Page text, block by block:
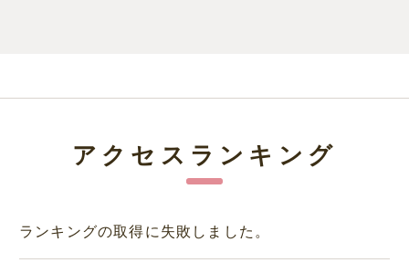
アクセスランキング
ランキングの取得に失敗しました。